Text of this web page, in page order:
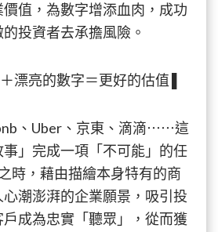
值，為數字增添血肉，成功
投資者去承擔風險。
亮的數字＝更好的估值 ▌
、Uber、京東、滴滴⋯⋯這
」完成一項「不可能」的任
時，藉由描繪本身特有的商
潮澎湃的企業願景，吸引投
成為忠實「聽眾」，從而獲